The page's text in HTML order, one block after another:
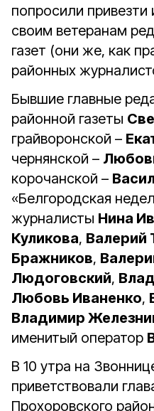
попросили
своим ветеранам
газет (они же, как
районных
Бывшие главные
районной газеты
грайворонской –
чернянской –
корочанской –
«Белгородская
журналисты Нина
Куликова, Валерий
Бражников,
Людоговский,
Любовь Иваненко,
Владимир
именитый оператор
В 10 утра на
приветствовали
Прохоровского